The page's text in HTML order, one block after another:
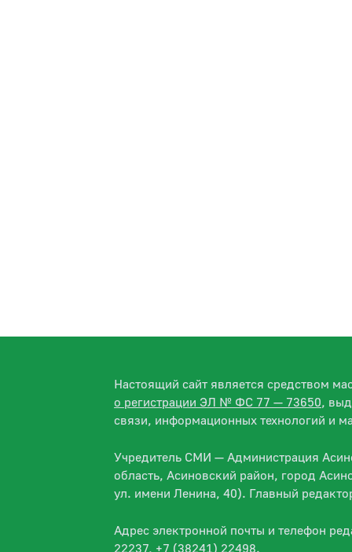
Настоящий сайт является средством
о регистрации ЭЛ № ФС 77 — 73650,
связи, информационных технологий и
Учредитель СМИ — Администрация
область, Асиновский район, город
ул. имени Ленина, 40). Главный
Адрес электронной почты и телефон
22237, +7 (38241) 22498.